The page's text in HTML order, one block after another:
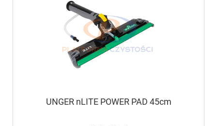
UNGER nLITE POWER PAD 45cm